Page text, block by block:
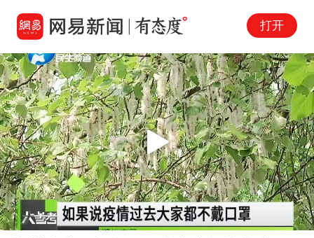
打开
00:00 01:42
Play